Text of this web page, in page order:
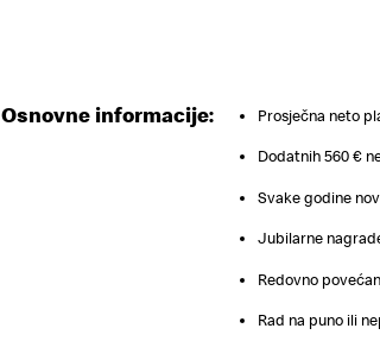
Osnovne informacije: Prosječna neto
Dodatnih 560 €
Svake godine
Jubilarne
Redovno
Rad na puno ili